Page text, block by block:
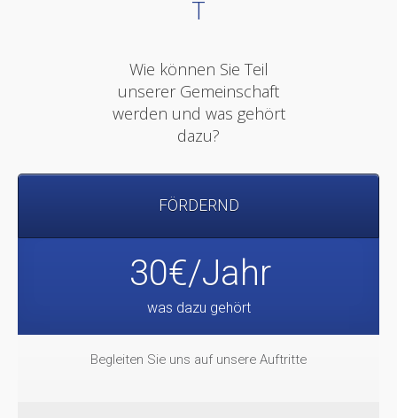
T
Wie können Sie Teil
unserer Gemeinschaft
werden und was gehört
dazu?
FÖRDERND
30€/Jahr
was dazu gehört
Begleiten Sie uns auf unsere Auftritte